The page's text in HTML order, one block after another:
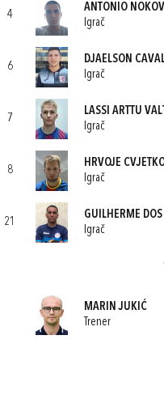
4
ANTONIO
Igrač
6
DJAELSON
Igrač
7
LASSI ARTTU
Igrač
8
HRVOJE
Igrač
21
GUILHERME
Igrač
MARIN JUKIĆ
Trener